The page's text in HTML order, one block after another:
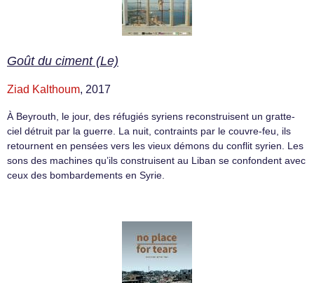
Goût du ciment (Le)
Ziad Kalthoum, 2017
À Beyrouth, le jour, des réfugiés syriens reconstruisent un gratte-
ciel détruit par la guerre. La nuit, contraints par le couvre-feu, ils
retournent en pensées vers les vieux démons du conflit syrien. Les
sons des machines qu’ils construisent au Liban se confondent avec
ceux des bombardements en Syrie.